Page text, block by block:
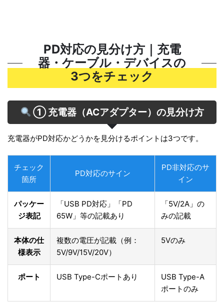
PD対応の見分け方｜充電
器・ケーブル・デバイスの
3つをチェック
① 充電器（ACアダプター）の見分け方
充電器がPD対応かどうかを見分けるポイントは3つです。
チェック
箇所
PD対応のサイン
PD非対応のサ
イン
パッケー
ジ表記
「USB PD対応」「PD
65W」等の記載あり
「5V/2A」の
みの記載
本体の仕
様表示
複数の電圧が記載（例：
5V/9V/15V/20V）
5Vのみ
ポート USB Type-Cポートあり
USB Type-A
ポートのみ